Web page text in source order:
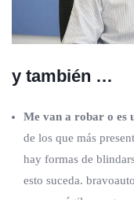
y también …
Me van a robar o es
de los que más
hay formas de
esto suceda.